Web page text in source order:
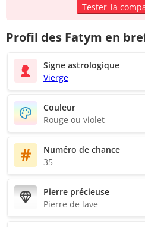
Tester la
Profil des Fatym en
Signe astrologique
Vierge
Couleur
Rouge ou violet
Numéro de chance
35
Pierre précieuse
Pierre de lave